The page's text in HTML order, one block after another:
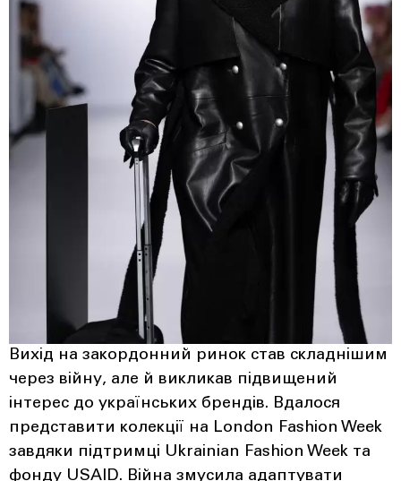
Вихід на закордонний ринок став складнішим
через війну, але й викликав підвищений
інтерес до українських брендів. Вдалося
представити колекції на London Fashion Week
завдяки підтримці Ukrainian Fashion Week та
фонду USAID. Війна змусила адаптувати